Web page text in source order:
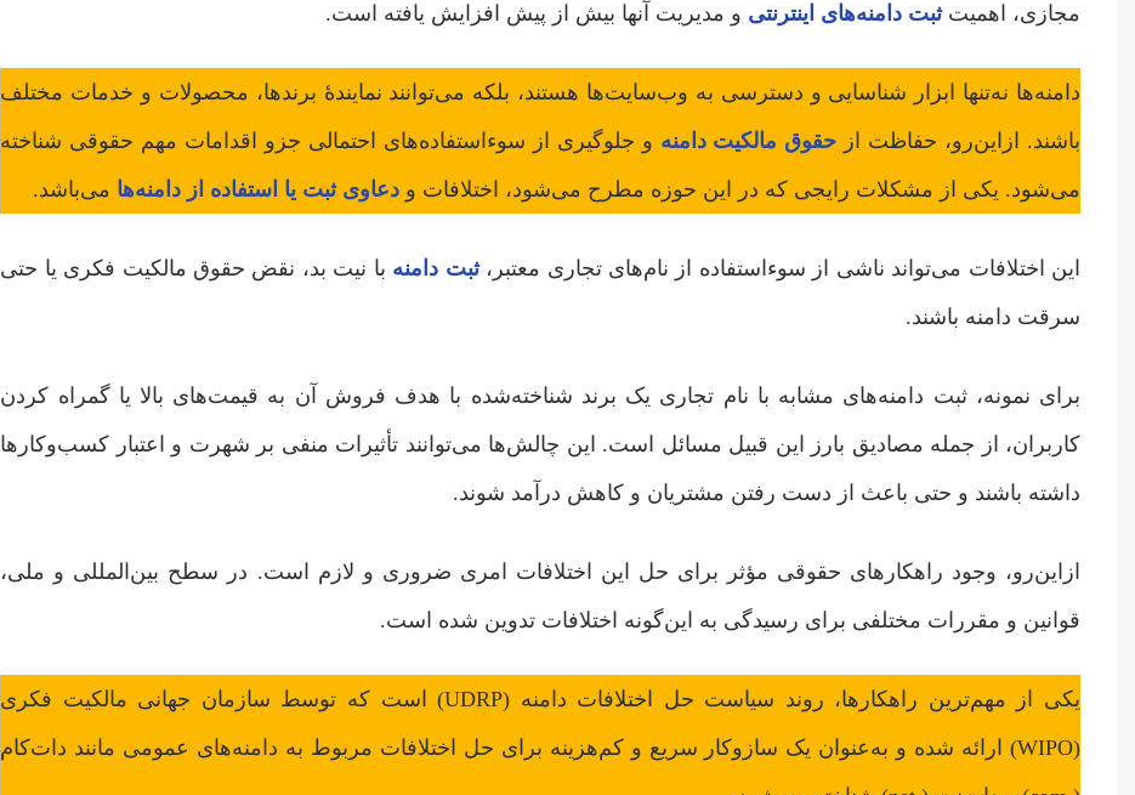
مجازی، اهمیتثبت دامنه‌های اینترنتی و مدیریت آنها بیش از پیش افزایش یافته است.
دامنه‌ها نه‌تنها ابزار شناسایی و دسترسی به وب‌سایت‌ها هستند، بلکه می‌توانند نمایندۀ برندها، محصولات و خدمات مختلف
باشند. ازاین‌رو، حفاظت از حقوق مالکیت دامنه و جلوگیری از سوءاستفاده‌های احتمالی جزو اقدامات مهم حقوقی شناخته
می‌شود. یکی از مشکلات رایجی که در این حوزه مطرح می‌شود، اختلافات و دعاوی ثبت یا استفاده از دامنه‌ها می‌باشد.
این اختلافات می‌تواند ناشی از سوءاستفاده از نام‌های تجاری معتبر،ثبت دامنه با نیت بد، نقض حقوق مالکیت فکری یا حتی
سرقت دامنه باشند.
برای نمونه، ثبت دامنه‌های مشابه با نام تجاری یک برند شناخته‌شده با هدف فروش آن به قیمت‌های بالا یا گمراه کردن
کاربران، از جمله مصادیق بارز این قبیل مسائل است. این چالش‌ها می‌توانند تأثیرات منفی بر شهرت و اعتبار کسب‌وکارها
داشته باشند و حتی باعث از دست رفتن مشتریان و کاهش درآمد شوند.
ازاین‌رو، وجود راهکارهای حقوقی مؤثر برای حل این اختلافات امری ضروری و لازم است. در سطح بین‌المللی و ملی،
قوانین و مقررات مختلفی برای رسیدگی به این‌گونه اختلافات تدوین شده است.
یکی از مهم‌ترین راهکارها، روند سیاست حل اختلافات دامنه (UDRP) است که توسط سازمان جهانی مالکیت فکری
(WIPO) ارائه شده و به‌عنوان یک سازوکار سریع و کم‌هزینه برای حل اختلافات مربوط به دامنه‌های عمومی مانند دات‌کام